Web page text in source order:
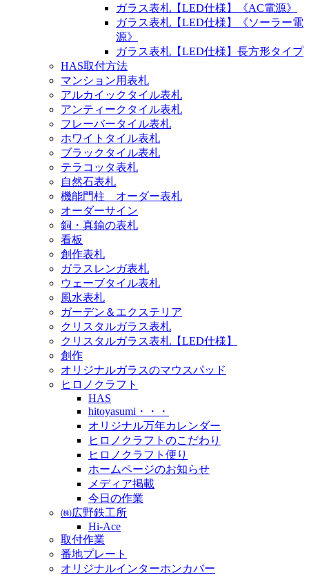
ガラス表札【LED仕様】《AC電源》
ガラス表札【LED仕様】《ソーラー電
源》
ガラス表札【LED仕様】長方形タイプ
HAS取付方法
マンション用表札
アルカイックタイル表札
アンティークタイル表札
フレーバータイル表札
ホワイトタイル表札
ブラックタイル表札
テラコッタ表札
自然石表札
機能門柱 オーダー表札
オーダーサイン
銅・真鍮の表札
看板
創作表札
ガラスレンガ表札
ウェーブタイル表札
風水表札
ガーデン＆エクステリア
クリスタルガラス表札
クリスタルガラス表札【LED仕様】
創作
オリジナルガラスのマウスパッド
ヒロノクラフト
HAS
hitoyasumi・・・
オリジナル万年カレンダー
ヒロノクラフトのこだわり
ヒロノクラフト便り
ホームページのお知らせ
メディア掲載
今日の作業
㈱広野鉄工所
Hi-Ace
取付作業
番地プレート
オリジナルインターホンカバー